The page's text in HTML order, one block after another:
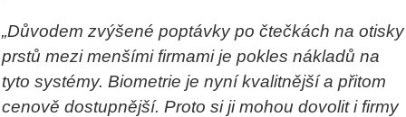
„Důvodem zvýšené poptávky po čtečkách na otisky
prstů mezi menšími firmami je pokles nákladů na
tyto systémy. Biometrie je nyní kvalitnější a přitom
cenově dostupnější. Proto si ji mohou dovolit i firmy